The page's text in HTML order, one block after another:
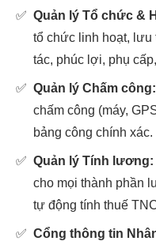
✅ Quản lý Tổ chức &
tổ chức linh hoạt, lưu
tác, phúc lợi, phụ
✅ Quản lý Chấm công:
chấm công (máy,
bảng công chính xác.
✅ Quản lý Tính lương:
cho mọi thành phần
tự động tính thuế
✅ Cổng thông tin